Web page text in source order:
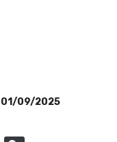
01/09/2025